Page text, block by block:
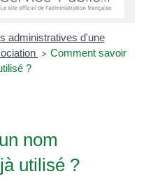
administratives d'une
> Comment savoir
?
nom
utilisé ?